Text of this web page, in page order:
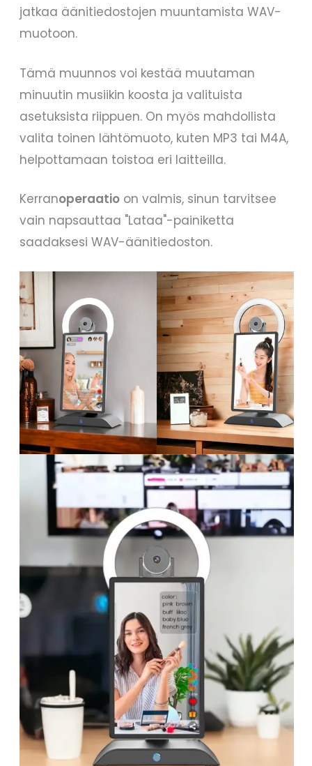
jatkaa äänitiedostojen muuntamista WAV-
muotoon.
Tämä muunnos voi kestää muutaman
minuutin musiikin koosta ja valituista
asetuksista riippuen. On myös mahdollista
valita toinen lähtömuoto, kuten MP3 tai M4A,
helpottamaan toistoa eri laitteilla.
Kerranoperaatio on valmis, sinun tarvitsee
vain napsauttaa "Lataa"-painiketta
saadaksesi WAV-äänitiedoston.